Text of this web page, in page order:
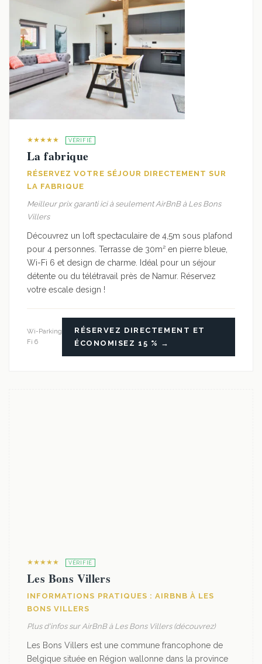
★★★★★ VÉRIFIÉ
La fabrique
RÉSERVEZ VOTRE SÉJOUR DIRECTEMENT SUR
LA FABRIQUE
Meilleur prix garanti ici à seulement AirBnB à Les Bons
Villers
Découvrez un loft spectaculaire de 4,5m sous plafond
pour 4 personnes. Terrasse de 30m² en pierre bleue,
Wi-Fi 6 et design de charme. Idéal pour un séjour
détente ou du télétravail près de Namur. Réservez
votre escale design !
Wi-
Fi 6
Parking
RÉSERVEZ DIRECTEMENT ET
ÉCONOMISEZ 15 % →
★★★★★ VÉRIFIÉ
Les Bons Villers
INFORMATIONS PRATIQUES : AIRBNB À LES
BONS VILLERS
Plus d'infos sur AirBnB à Les Bons Villers (découvrez)
Les Bons Villers est une commune francophone de
Belgique située en Région wallonne dans la province